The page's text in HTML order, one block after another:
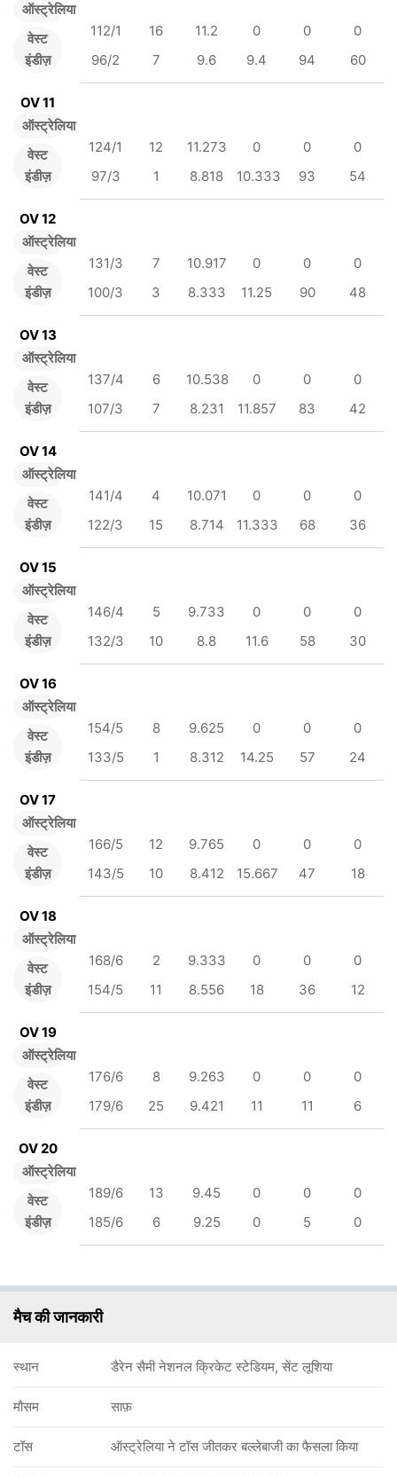
ऑस्ट्रेलिया
वेस्ट
इंडीज़
112/1 16 11.2 0 0
0
96/2
7 9.6 9.4 94 60
OV 11
ऑस्ट्रेलिया
वेस्ट
इंडीज़
124/1 12 11.273 0 0
0
97/3
1 8.818 10.333 93 54
OV 12
ऑस्ट्रेलिया
वेस्ट
इंडीज़
131/3 7 10.917 0 0
0
100/3
3 8.333 11.25 90 48
OV 13
ऑस्ट्रेलिया
वेस्ट
इंडीज़
137/4 6 10.538 0 0
0
107/3
7 8.231 11.857 83 42
OV 14
ऑस्ट्रेलिया
वेस्ट
इंडीज़
141/4 4 10.071 0 0
0
122/3
15 8.714 11.333 68 36
OV 15
ऑस्ट्रेलिया
वेस्ट
इंडीज़
146/4 5 9.733 0 0
0
132/3
10 8.8 11.6 58 30
OV 16
ऑस्ट्रेलिया
वेस्ट
इंडीज़
154/5 8 9.625 0 0
0
133/5
1 8.312 14.25 57 24
OV 17
ऑस्ट्रेलिया
वेस्ट
इंडीज़
166/5 12 9.765 0 0
0
143/5
10 8.412 15.667 47 18
OV 18
ऑस्ट्रेलिया
वेस्ट
इंडीज़
168/6 2 9.333 0 0
0
154/5
11 8.556 18 36 12
OV 19
ऑस्ट्रेलिया
वेस्ट
इंडीज़
176/6 8 9.263 0 0
0
179/6
25 9.421 11 11 6
OV 20
ऑस्ट्रेलिया
वेस्ट
इंडीज़
189/6 13 9.45 0 0
0
185/6
6 9.25 0 5 0
मैच की जानकारी
स्थान डैरेन सैमी नेशनल क्रिकेट स्टेडियम, सेंट लूशिया
मौसम साफ़
टॉस ऑस्ट्रेलिया ने टॉस जीतकर बल्लेबाजी का फैसला किया